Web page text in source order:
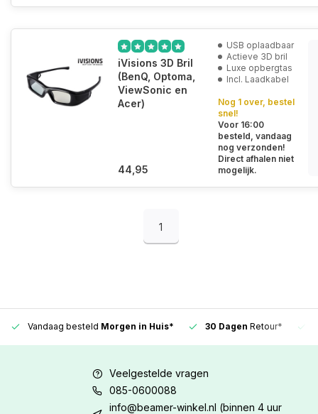
iVisions 3D Bril
(BenQ, Optoma,
ViewSonic en
Acer)
44,95
USB oplaadbaar
Actieve 3D bril
Luxe opbergtas
Incl. Laadkabel
Nog 1 over, bestel
snel!
Voor 16:00
besteld, vandaag
nog verzonden!
Direct afhalen niet
mogelijk.
1
Vandaag besteld Morgen in Huis* 30 Dagen Retour*
Veelgestelde vragen
085-0600088
info@beamer-winkel.nl (binnen 4 uur